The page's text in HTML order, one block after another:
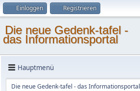
Einloggen Registrieren
Die neue Gedenk-tafel -
das Informationsportal
Hauptmenü
Die neue Gedenk-tafel - das Informationsportal